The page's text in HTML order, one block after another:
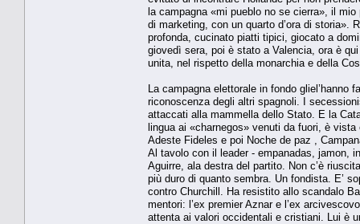
la campagna «mi pueblo no se cierra», il
di marketing, con un quarto d’ora di storia».
profonda, cucinato piatti tipici, giocato a
giovedì sera, poi è stato a Valencia, ora è
unita, nel rispetto della monarchia e della
La campagna elettorale in fondo gliel’hanno
riconoscenza degli altri spagnoli. I
attaccati alla mammella dello Stato. E la
lingua ai «charnegos» venuti da fuori, è
Adeste Fideles e poi Noche de paz ,
Al tavolo con il leader - empanadas, jamon,
Aguirre, ala destra del partito. Non c’è
più duro di quanto sembra. Un fondista. E’
contro Churchill. Ha resistito allo scandalo
mentori: l’ex premier Aznar e l’ex
attenta ai valori occidentali e cristiani. Lui è